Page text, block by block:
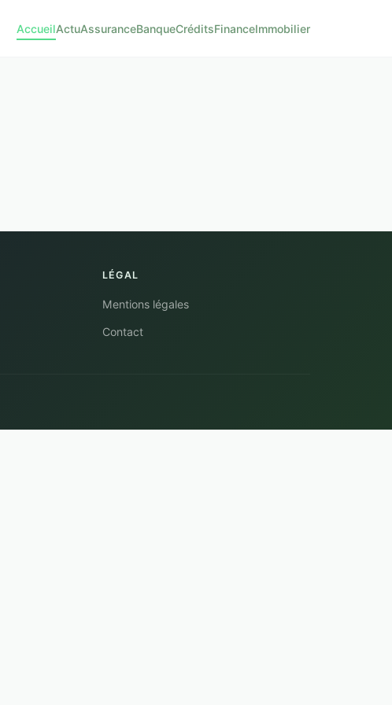
AccueilActuAssuranceBanqueCréditsFinanceImmobilier
LÉGAL
Mentions légales
Contact